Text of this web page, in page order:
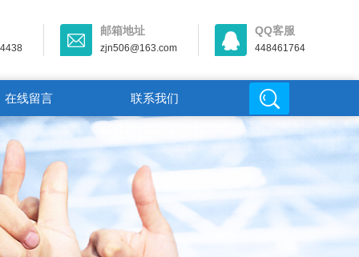
邮箱地址
zjn506@163.com
QQ客服
448461764
在线留言 联系我们